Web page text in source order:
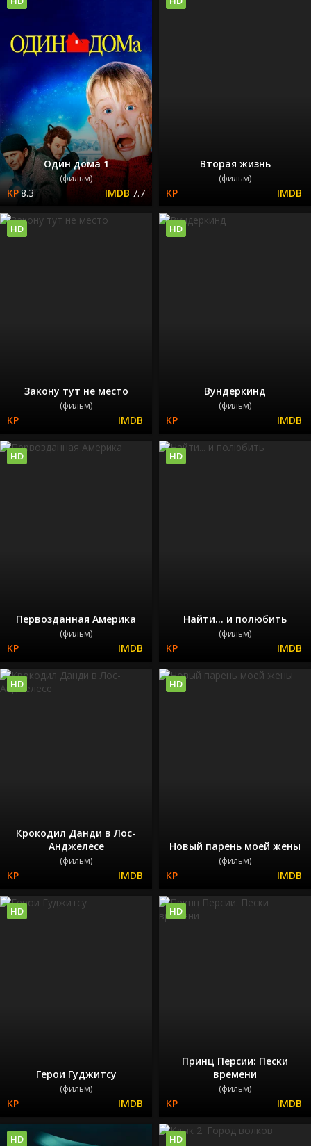
Один дома 1
(фильм)
8.3 7.7
Вторая жизнь
(фильм)
Закону тут не место
(фильм)
HD
Вундеркинд
(фильм)
HD
Первозданная Америка
(фильм)
HD
Найти... и полюбить
(фильм)
HD
Крокодил Данди в Лос-
Анджелесе
(фильм)
HD
Новый парень моей жены
(фильм)
HD
Герои Гуджитсу
(фильм)
HD
Принц Персии: Пески
времени
(фильм)
HD
HD HD